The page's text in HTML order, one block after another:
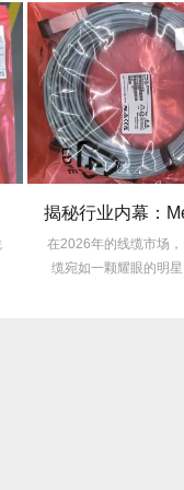
揭秘行业内幕：Mellanox线缆为何比同类产品耐用3倍？
线缆市场，Mellanox线
耀眼的明星，以其卓...